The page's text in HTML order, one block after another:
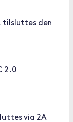
tilsluttes den
2.0
via 2A